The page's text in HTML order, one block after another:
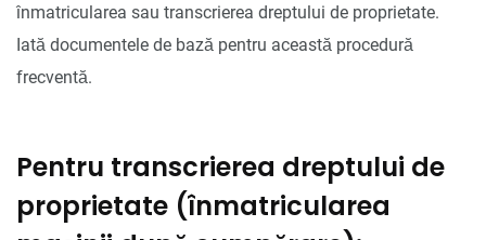
înmatricularea sau transcrierea dreptului de proprietate.
Iată documentele de bază pentru această procedură
frecventă.
Pentru transcrierea dreptului de
proprietate (înmatricularea